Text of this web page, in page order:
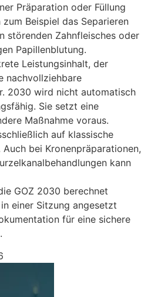
Präparation oder Füllung
Beispiel das Separieren
störenden Zahnfleisches oder
Papillenblutung.
Leistungsinhalt, der
nachvollziehbare
2030 wird nicht automatisch
Sie setzt eine
Maßnahme voraus.
auf klassische
bei Kronenpräparationen,
kann
GOZ 2030 berechnet
einer Sitzung angesetzt
für eine sichere